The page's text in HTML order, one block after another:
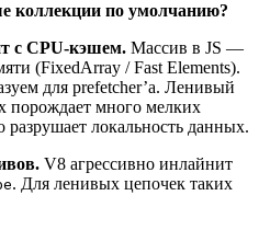
коллекции по умолчанию?
с CPU-кэшем. Массив в JS —
(FixedArray / Fast Elements).
для prefetcher’а. Ленивый
порождает много мелких
разрушает локальность данных.
V8 агрессивно инлайнит
. Для ленивых цепочек таких